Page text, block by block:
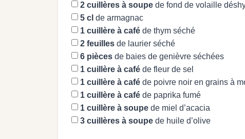
2 cuillères à soupe de fond de volaille
5 cl de armagnac
1 cuillère à café de thym séché
2 feuilles de laurier séché
6 pièces de baies de genièvre séchées
1 cuillère à café de fleur de sel
1 cuillère à café de poivre noir en grains à
1 cuillère à café de paprika fumé
1 cuillère à soupe de miel d’acacia
3 cuillères à soupe de huile d’olive